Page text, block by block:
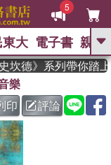
5
GO
、
、 父親節 、 如果歷
期推薦 、 國際布克
方念華
女孩：黎曼猜想
大 電子書 親子
德》系列帶你踏上
樂
印
評論